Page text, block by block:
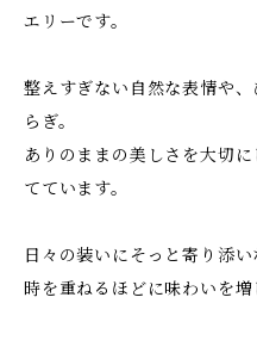
エリーです。
整えすぎない自然な表情や
らぎ。
ありのままの美しさを大切
てています。
日々の装いにそっと寄り添い
時を重ねるほどに味わいを増